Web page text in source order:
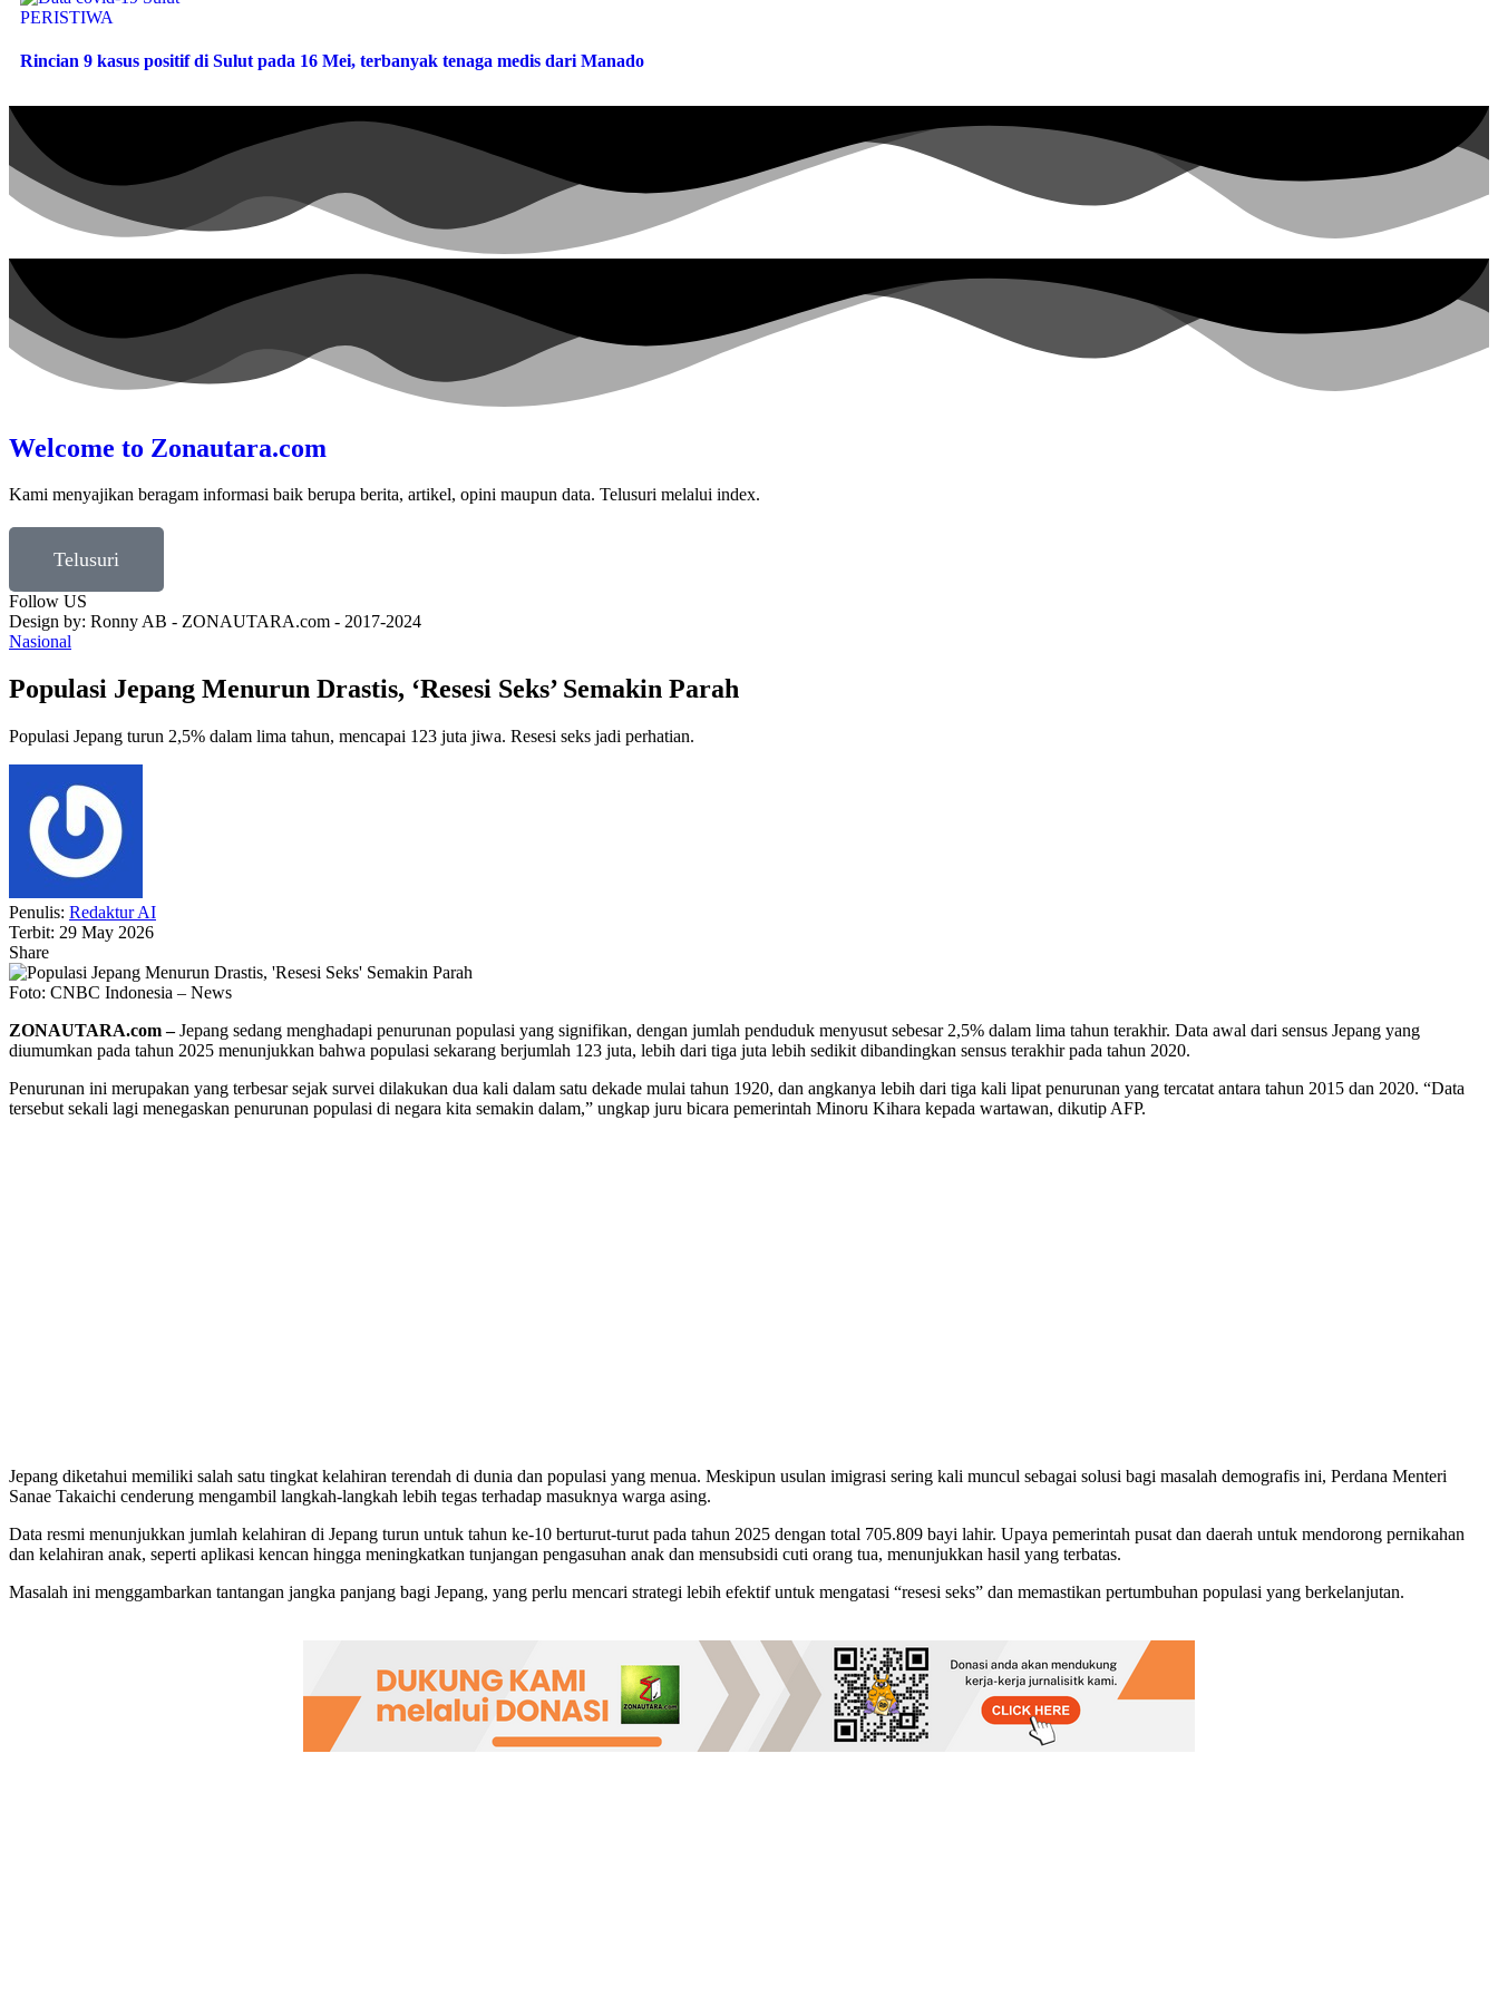
PERISTIWA
Rincian 9 kasus positif di Sulut pada 16 Mei, terbanyak tenaga medis dari Manado
Welcome to Zonautara.com
Kami menyajikan beragam informasi baik berupa berita, artikel, opini maupun data. Telusuri melalui index.
Telusuri
Follow US
Design by: Ronny AB - ZONAUTARA.com - 2017-2024
Nasional
Populasi Jepang Menurun Drastis, ‘Resesi Seks’ Semakin Parah
Populasi Jepang turun 2,5% dalam lima tahun, mencapai 123 juta jiwa. Resesi seks jadi perhatian.
Penulis: Redaktur AI
Terbit: 29 May 2026
Share
Foto: CNBC Indonesia – News
ZONAUTARA.com –Jepang sedang menghadapi penurunan populasi yang signifikan, dengan jumlah penduduk menyusut sebesar 2,5% dalam lima tahun terakhir. Data awal dari sensus Jepang yang
diumumkan pada tahun 2025 menunjukkan bahwa populasi sekarang berjumlah 123 juta, lebih dari tiga juta lebih sedikit dibandingkan sensus terakhir pada tahun 2020.
Penurunan ini merupakan yang terbesar sejak survei dilakukan dua kali dalam satu dekade mulai tahun 1920, dan angkanya lebih dari tiga kali lipat penurunan yang tercatat antara tahun 2015 dan 2020. “Data
tersebut sekali lagi menegaskan penurunan populasi di negara kita semakin dalam,” ungkap juru bicara pemerintah Minoru Kihara kepada wartawan, dikutip AFP.
Jepang diketahui memiliki salah satu tingkat kelahiran terendah di dunia dan populasi yang menua. Meskipun usulan imigrasi sering kali muncul sebagai solusi bagi masalah demografis ini, Perdana Menteri
Sanae Takaichi cenderung mengambil langkah-langkah lebih tegas terhadap masuknya warga asing.
Data resmi menunjukkan jumlah kelahiran di Jepang turun untuk tahun ke-10 berturut-turut pada tahun 2025 dengan total 705.809 bayi lahir. Upaya pemerintah pusat dan daerah untuk mendorong pernikahan
dan kelahiran anak, seperti aplikasi kencan hingga meningkatkan tunjangan pengasuhan anak dan mensubsidi cuti orang tua, menunjukkan hasil yang terbatas.
Masalah ini menggambarkan tantangan jangka panjang bagi Jepang, yang perlu mencari strategi lebih efektif untuk mengatasi “resesi seks” dan memastikan pertumbuhan populasi yang berkelanjutan.